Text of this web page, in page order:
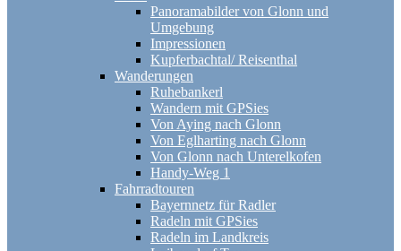
Panoramabilder von Glonn und
Umgebung
Impressionen
Kupferbachtal/ Reisenthal
Wanderungen
Ruhebankerl
Wandern mit GPSies
Von Aying nach Glonn
Von Eglharting nach Glonn
Von Glonn nach Unterelkofen
Handy-Weg 1
Fahrradtouren
Bayernnetz für Radler
Radeln mit GPSies
Radeln im Landkreis